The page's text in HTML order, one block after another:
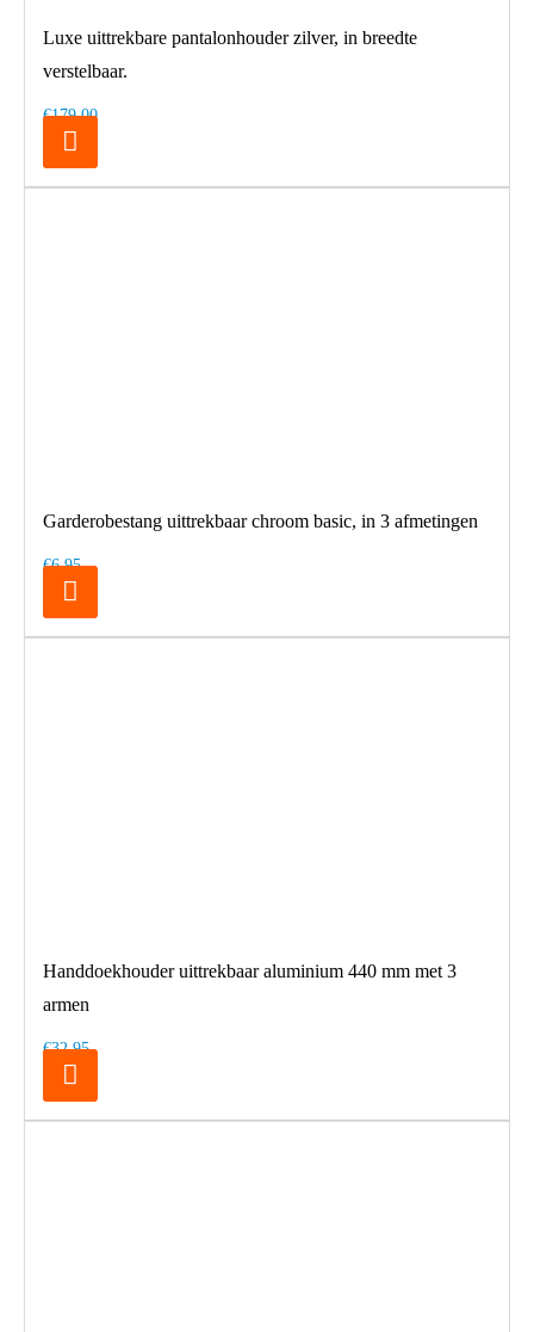
Luxe uittrekbare pantalonhouder zilver, in breedte
verstelbaar.
€179,00
Garderobestang uittrekbaar chroom basic, in 3 afmetingen
€6,95
Handdoekhouder uittrekbaar aluminium 440 mm met 3
armen
€32,95